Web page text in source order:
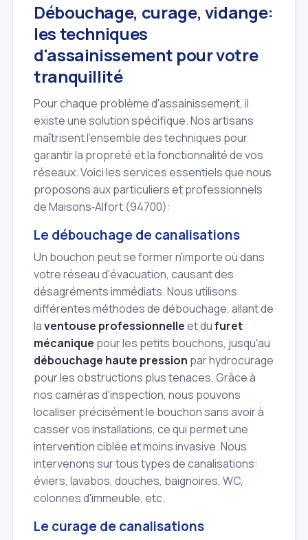
Débouchage, curage, vidange:
les techniques
d'assainissement pour votre
tranquillité
Pour chaque problème d'assainissement, il
existe une solution spécifique. Nos artisans
maîtrisent l'ensemble des techniques pour
garantir la propreté et la fonctionnalité de vos
réseaux. Voici les services essentiels que nous
proposons aux particuliers et professionnels
de Maisons‑Alfort (94700):
Le débouchage de canalisations
Un bouchon peut se former n'importe où dans
votre réseau d'évacuation, causant des
désagréments immédiats. Nous utilisons
différentes méthodes de débouchage, allant de
laventouse professionnelleet dufuret
mécanique pour les petits bouchons, jusqu'au
débouchage haute pression par hydrocurage
pour les obstructions plus tenaces. Grâce à
nos caméras d'inspection, nous pouvons
localiser précisément le bouchon sans avoir à
casser vos installations, ce qui permet une
intervention ciblée et moins invasive. Nous
intervenons sur tous types de canalisations:
éviers, lavabos, douches, baignoires, WC,
colonnes d'immeuble, etc.
Le curage de canalisations